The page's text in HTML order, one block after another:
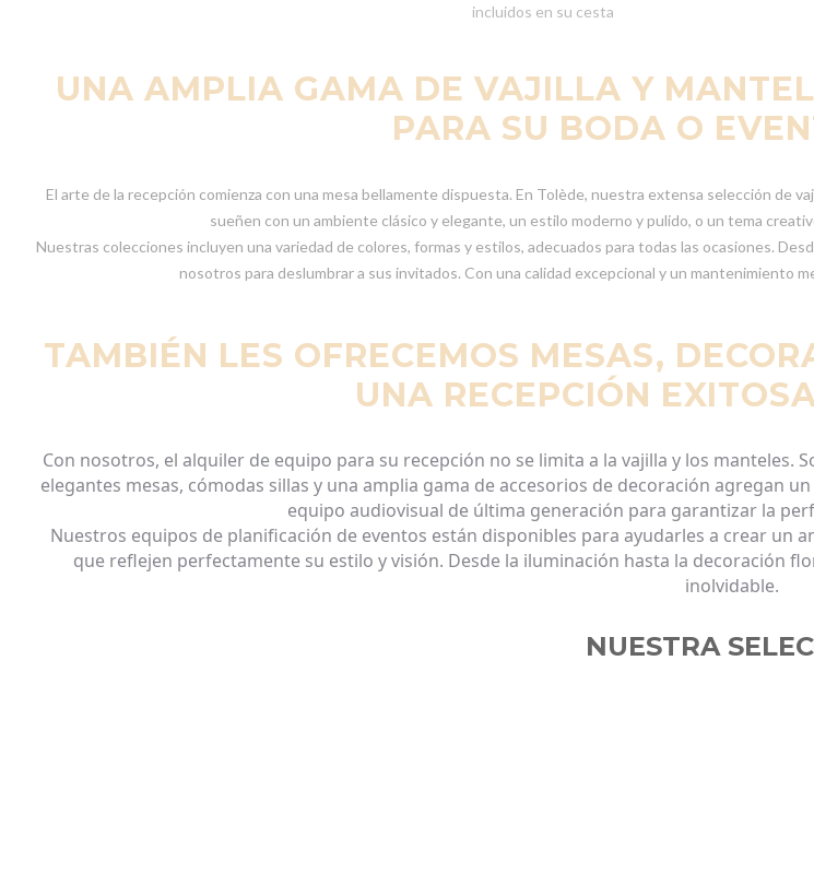
incluidos en su cesta
UNA AMPLIA GAMA DE VAJILLA Y
PARA SU BODA O
El arte de la recepción comienza con una mesa bellamente dispuesta. En Tolède, nuestra extensa selección de
sueñen con un ambiente clásico y elegante, un estilo moderno y pulido, o un tema
Nuestras colecciones incluyen una variedad de colores, formas y estilos, adecuados para todas las ocasiones.
nosotros para deslumbrar a sus invitados. Con una calidad excepcional y un mantenimiento
TAMBIÉN LES OFRECEMOS MESAS,
UNA RECEPCIÓN
Con nosotros, el alquiler de equipo para su recepción no se limita a la vajilla y los manteles.
elegantes mesas, cómodas sillas y una amplia gama deaccesorios de decoración agregan
equipo audiovisual de última generación para garantizar la
Nuestros equipos de planificación de eventos están disponibles para ayudarles a crearun
que reflejen perfectamente su estilo yvisión. Desde la iluminación hasta la decoración
inolvidable.
NUESTRA